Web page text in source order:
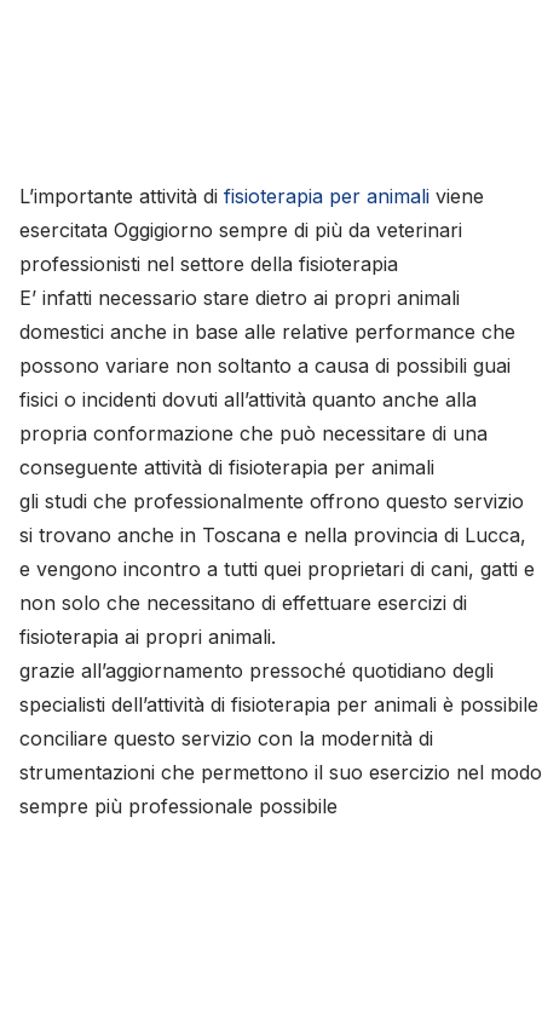
L’importante attività di fisioterapia per animali viene
esercitata Oggigiorno sempre di più da veterinari
professionisti nel settore della fisioterapia
E’ infatti necessario stare dietro ai propri animali
domestici anche in base alle relative performance che
possono variare non soltanto a causa di possibili guai
fisici o incidenti dovuti all’attività quanto anche alla
propria conformazione che può necessitare di una
conseguente attività di fisioterapia per animali
gli studi che professionalmente offrono questo servizio
si trovano anche in Toscana e nella provincia di Lucca,
e vengono incontro a tutti quei proprietari di cani, gatti e
non solo che necessitano di effettuare esercizi di
fisioterapia ai propri animali.
grazie all’aggiornamento pressoché quotidiano degli
specialisti dell’attività di fisioterapia per animali è possibile
conciliare questo servizio con la modernità di
strumentazioni che permettono il suo esercizio nel modo
sempre più professionale possibile